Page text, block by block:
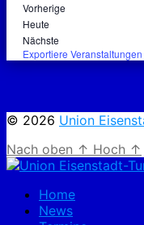
Vorherige
Veranstaltungen
Heute
NächsteVeranstaltungen
Exportiere
© 2026 Union
Nach oben ↑ Hoch ↑
Home
News